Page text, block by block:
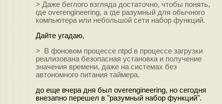
> Даже беглого взгляда достаточно, чтобы понять,
где overengineering, а где разумный для обычного
компьютера или небольшой сети набор функций.
Дайте угадаю,
> В фоновом процессе ntpd в процессе загрузки
реализована безопасная установка и получение
значения времени, даже на системах без
автономного питания таймера.
до еще вчера дня был overengineering, но сегодня
внезапно перешел в "разумный набор функций".